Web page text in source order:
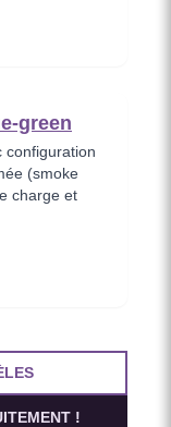
green
configuration
(smoke
charge et
!